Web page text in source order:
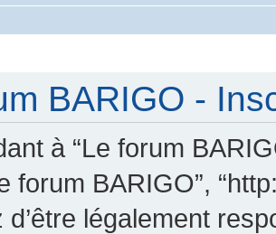
BARIGO -
à “Le forum
forum BARIGO”,
d’être légalement